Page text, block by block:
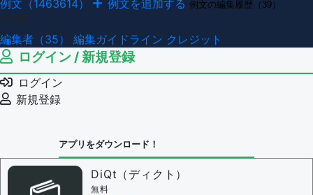
例文（1463614） 例文を追加する 例文の編集履歴（39）
編集者（35） 編集ガイドライン クレジット
ログイン / 新規登録
ログイン
新規登録
アプリをダウンロード！
DiQt（ディクト）
無料